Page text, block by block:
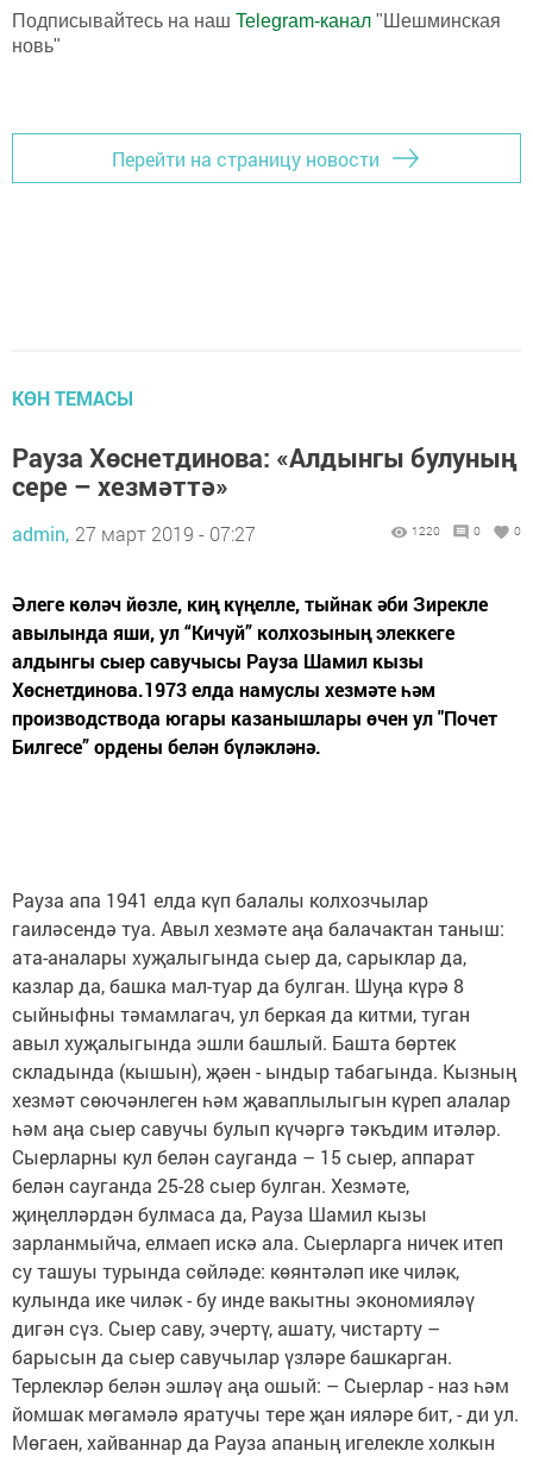
Подписывайтесь на наш Telegram-канал "Шешминская
новь"
Перейти на страницу новости
КӨН ТЕМАСЫ
Рауза Хөснетдинова: «Алдынгы булуның
сере – хезмәттә»
admin, 27 март 2019 - 07:27 1220 0 0
Әлеге көләч йөзле, киң күңелле, тыйнак әби Зирекле
авылында яши, ул “Кичуй” колхозының элеккеге
алдынгы сыер савучысы Рауза Шамил кызы
Хөснетдинова.1973 елда намуслы хезмәте һәм
производствода югары казанышлары өчен ул "Почет
Билгесе” ордены белән бүләкләнә.
Рауза апа 1941 елда күп балалы колхозчылар
гаиләсендә туа. Авыл хезмәте аңа балачактан таныш:
ата-аналары хуҗалыгында сыер да, сарыклар да,
казлар да, башка мал-туар да булган. Шуңа күрә 8
сыйныфны тәмамлагач, ул беркая да китми, туган
авыл хуҗалыгында эшли башлый. Башта бөртек
складында (кышын), җәен - ындыр табагында. Кызның
хезмәт сөючәнлеген һәм җаваплылыгын күреп алалар
һәм аңа сыер савучы булып күчәргә тәкъдим итәләр.
Сыерларны кул белән сауганда – 15 сыер, аппарат
белән сауганда 25-28 сыер булган. Хезмәте,
җиңелләрдән булмаса да, Рауза Шамил кызы
зарланмыйча, елмаеп искә ала. Сыерларга ничек итеп
су ташуы турында сөйләде: көянтәләп ике чиләк,
кулында ике чиләк - бу инде вакытны экономияләү
дигән сүз. Сыер саву, эчертү, ашату, чистарту –
барысын да сыер савучылар үзләре башкарган.
Терлекләр белән эшләү аңа ошый: – Сыерлар - наз һәм
йомшак мөгамәлә яратучы тере җан ияләре бит, - ди ул.
Мөгаен, хайваннар да Рауза апаның игелекле холкын